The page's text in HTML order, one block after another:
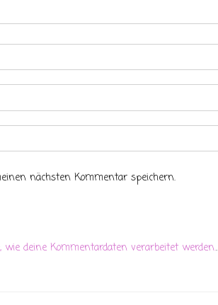
nächsten Kommentar speichern.
wie deine Kommentardaten verarbeitet werden..